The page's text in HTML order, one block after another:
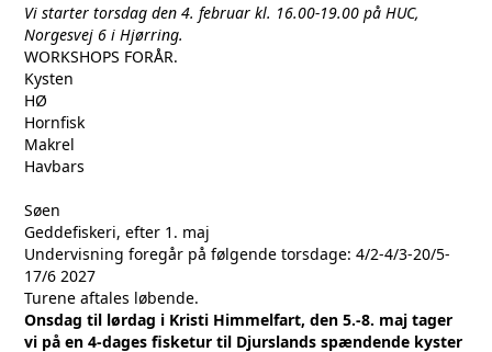
Vi starter torsdag den 4. februar kl. 16.00-19.00 på HUC,
Norgesvej 6 i Hjørring.
WORKSHOPS FORÅR.
Kysten
HØ
Hornfisk
Makrel
Havbars
Søen
Geddefiskeri, efter 1. maj
Undervisning foregår på følgende torsdage: 4/2-4/3-20/5-
17/6 2027
Turene aftales løbende.
Onsdag til lørdag i Kristi Himmelfart, den 5.-8. maj tager
vi på en 4-dages fisketur til Djurslands spændende kyster